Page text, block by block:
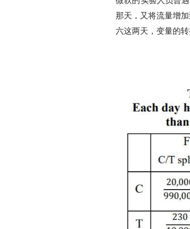
那天，又将流量增
六这两天，变量的